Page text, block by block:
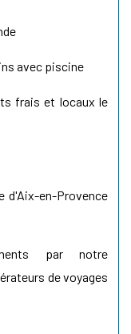
avec piscine
frais et locaux le
d'Aix-en-Provence
par notre
de voyages